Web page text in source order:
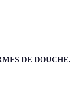
DE DOUCHE.